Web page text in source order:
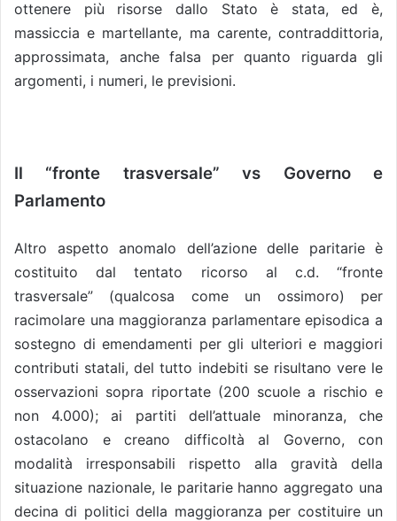
ottenere più risorse dallo Stato è stata, ed è,
massiccia e martellante, ma carente, contraddittoria,
approssimata, anche falsa per quanto riguarda gli
argomenti, i numeri, le previsioni.
Il “fronte trasversale” vs Governo e
Parlamento
Altro aspetto anomalo dell’azione delle paritarie è
costituito dal tentato ricorso al c.d. “fronte
trasversale” (qualcosa come un ossimoro) per
racimolare una maggioranza parlamentare episodica a
sostegno di emendamenti per gli ulteriori e maggiori
contributi statali, del tutto indebiti se risultano vere le
osservazioni sopra riportate (200 scuole a rischio e
non 4.000); ai partiti dell’attuale minoranza, che
ostacolano e creano difficoltà al Governo, con
modalità irresponsabili rispetto alla gravità della
situazione nazionale, le paritarie hanno aggregato una
decina di politici della maggioranza per costituire un